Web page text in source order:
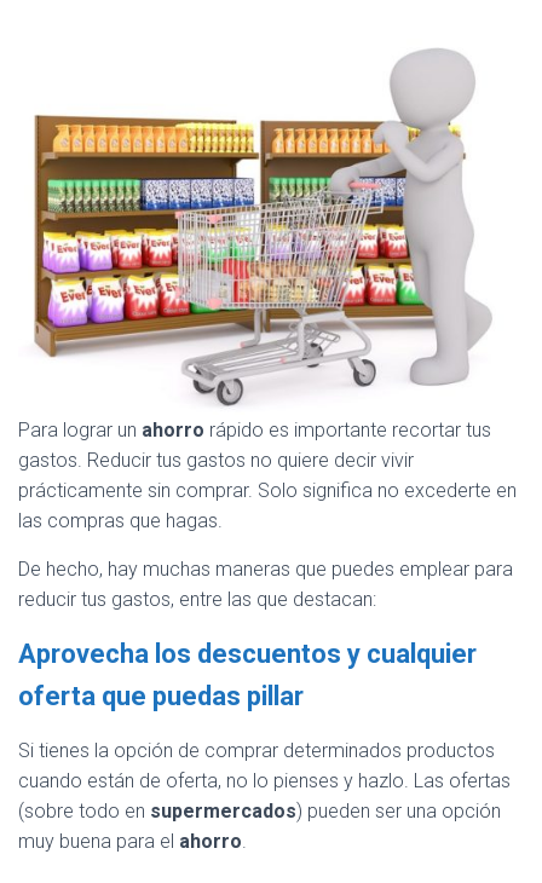
Para lograr un ahorro rápido es importante recortar tus
gastos. Reducir tus gastos no quiere decir vivir
prácticamente sin comprar. Solo significa no excederte en
las compras que hagas.
De hecho, hay muchas maneras que puedes emplear para
reducir tus gastos, entre las que destacan:
Aprovecha los descuentos y cualquier
oferta que puedas pillar
Si tienes la opción de comprar determinados productos
cuando están de oferta, no lo pienses y hazlo. Las ofertas
(sobre todo en supermercados) pueden ser una opción
muy buena para el ahorro.